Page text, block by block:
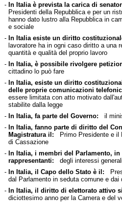
- In Italia è prevista la carica di
Presidenti della Repubblica e per un
hanno dato lustro alla Repubblica in
e sociale
- In Italia esiste un diritto
lavoratore ha in ogni caso diritto a una
quantità e qualità del proprio lavoro
- In Italia, è possibile rivolgere
cittadino lo può fare
- In Italia, esiste un diritto
delle proprie comunicazioni
essere limitata con atto motivato
stabilite dalla legge
- In Italia, fa parte del Governo: il
- In Italia, fanno parte di diritto del
Magistratura il: Primo Presidente e il
di Cassazione
- In Italia, i membri del Parlamento,
rappresentanti: degli interessi
- In Italia, il Capo dello Stato è il:
dal Parlamento in seduta comune e dai
- In Italia, il diritto di elettorato attivo
diciottesimo anno per la Camera e del